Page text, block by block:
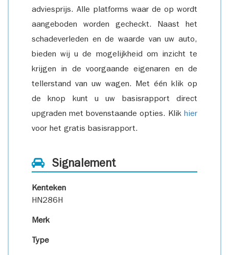
adviesprijs. Alle platforms waar de op wordt
aangeboden worden gecheckt. Naast het
schadeverleden en de waarde van uw auto,
bieden wij u de mogelijkheid om inzicht te
krijgen in de voorgaande eigenaren en de
tellerstand van uw wagen. Met één klik op
de knop kunt u uw basisrapport direct
upgraden met bovenstaande opties. Klik hier
voor het gratis basisrapport.
Signalement
Kenteken
HN286H
Merk
Type